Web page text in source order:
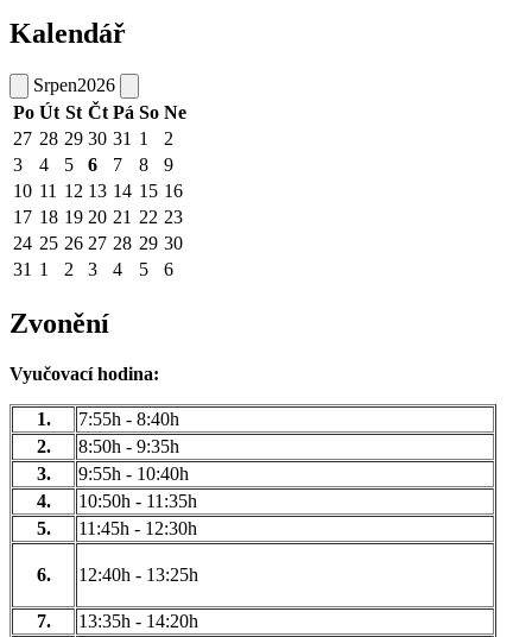
Kalendář
Srpen2026
Po Út St Čt Pá So Ne
27 28 29 30 31 1
2
3
4 5 6 7 8
9
10 11 12 13 14 15 16
17 18 19 20 21 22 23
24 25 26 27 28 29 30
31 1 2 3 4 5 6
Zvonění
Vyučovací hodina:
1.
7:55h - 8:40h
2.
8:50h - 9:35h
3.
9:55h - 10:40h
4.
10:50h - 11:35h
5.
11:45h - 12:30h
6. 12:40h - 13:25h
7. 13:35h - 14:20h